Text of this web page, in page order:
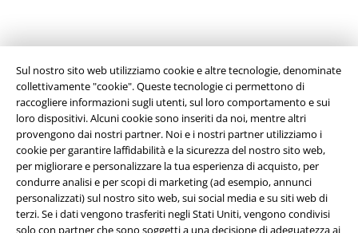
Sul nostro sito web utilizziamo cookie e altre tecnologie, denominate
collettivamente "cookie". Queste tecnologie ci permettono di
raccogliere informazioni sugli utenti, sul loro comportamento e sui
loro dispositivi. Alcuni cookie sono inseriti da noi, mentre altri
provengono dai nostri partner. Noi e i nostri partner utilizziamo i
cookie per garantire laffidabilità e la sicurezza del nostro sito web,
per migliorare e personalizzare la tua esperienza di acquisto, per
condurre analisi e per scopi di marketing (ad esempio, annunci
personalizzati) sul nostro sito web, sui social media e su siti web di
terzi. Se i dati vengono trasferiti negli Stati Uniti, vengono condivisi
solo con partner che sono soggetti a una decisione di adeguatezza ai
Info legali
Termini & Condizioni
Redazione